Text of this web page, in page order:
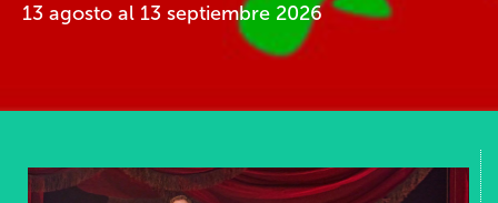
13 agosto al 13 septiembre 2026